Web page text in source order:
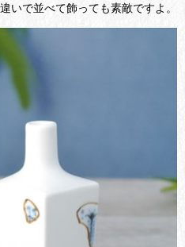
いで並べて飾っても素敵ですよ。